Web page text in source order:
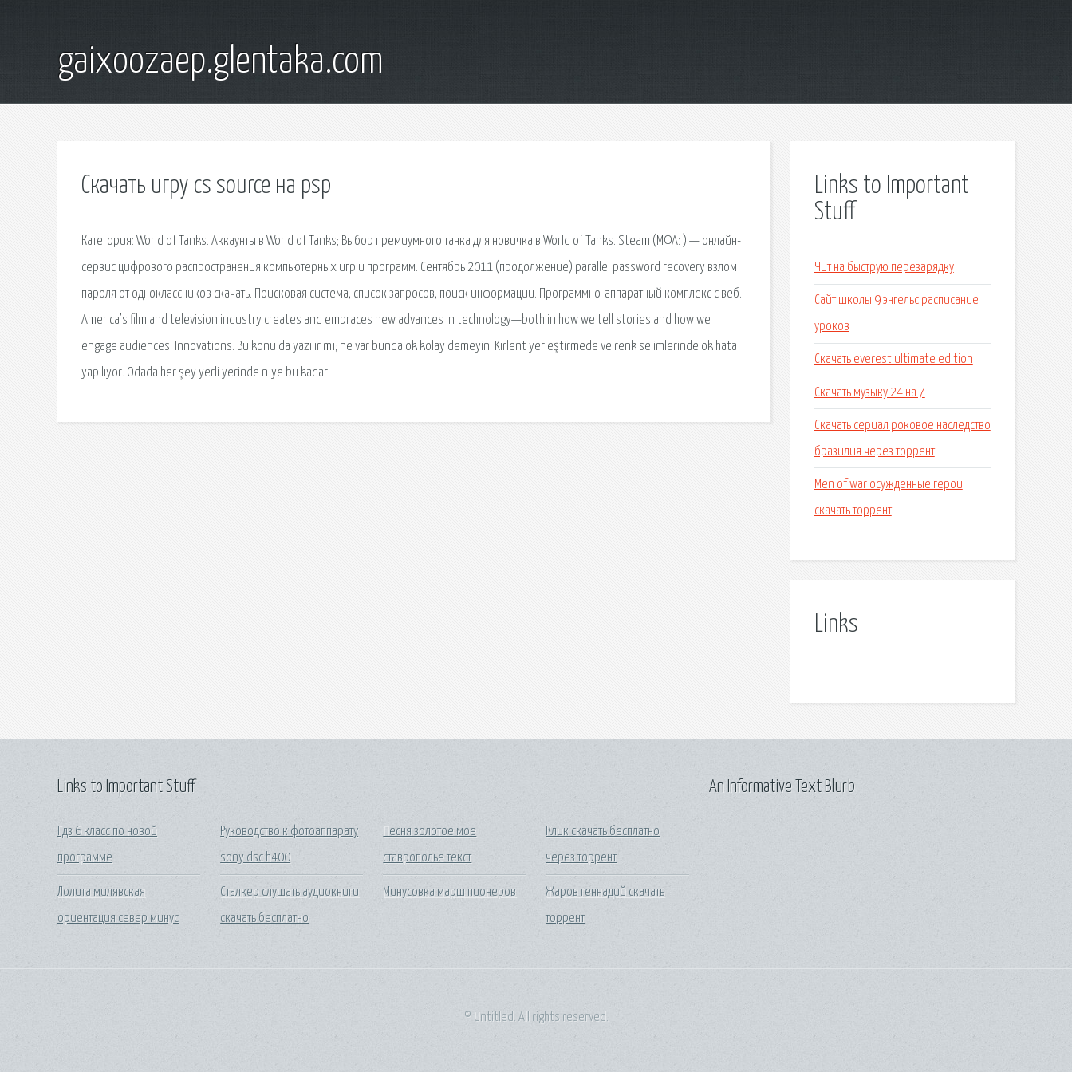
gaixoozaep.glentaka.com
Скачать игру cs source на psp
Категория: World of Tanks. Аккаунты в World of Tanks; Выбор премиумного танка для новичка в World of Tanks. Steam (МФА: ) — онлайн-
сервис цифрового распространения компьютерных игр и программ. Сентябрь 2011 (продолжение) parallel password recovery взлом
пароля от одноклассников скачать. Поисковая сиcтема, список запросов, поиск информации. Программно-аппаратный комплекс с веб.
America’s film and television industry creates and embraces new advances in technology—both in how we tell stories and how we
engage audiences. Innovations. Bu konu da yazılır mı; ne var bunda ok kolay demeyin. Kırlent yerleştirmede ve renk se imlerinde ok hata
yapılıyor. Odada her şey yerli yerinde niye bu kadar.
Links to Important
Stuff
Чит на быструю перезарядку
Сайт школы 9 энгельс расписание
уроков
Скачать everest ultimate edition
Скачать музыку 24 на 7
Скачать сериал роковое наследство
бразилия через торрент
Men of war осужденные герои
скачать торрент
Links
Links to Important Stuff
Гдз 6 класс по новой
программе
Лолита милявская
ориентация север минус
Руководство к фотоаппарату
sony dsc h400
Сталкер слушать аудиокниги
скачать бесплатно
Песня золотое мое
ставрополье текст
Минусовка марш пионеров
Клик скачать бесплатно
через торрент
Жаров геннадий скачать
торрент
An Informative Text Blurb
© Untitled. All rights reserved.